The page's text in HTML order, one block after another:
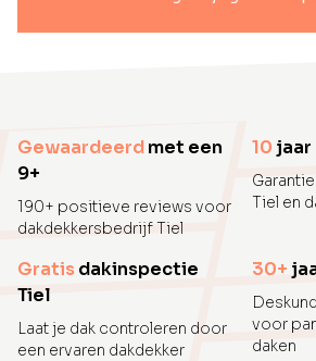
Gewaardeerdmet een
9+
190+ positieve reviews voor
dakdekkersbedrijf Tiel
10 jaar
Tiel en
Gratisdakinspectie
Tiel
Laat je dak controleren door
een ervaren dakdekker
30+
voor
daken